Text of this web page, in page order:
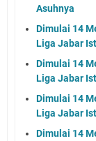
Asuhnya
Dimulai 14
Liga Jabar
Dimulai 14
Liga Jabar
Dimulai 14
Liga Jabar
Dimulai 14